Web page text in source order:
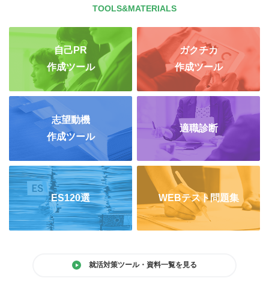
TOOLS&MATERIALS
自己PR
作成ツール
ガクチカ
作成ツール
志望動機
作成ツール
適職診断
ES120選 WEBテスト問題集
就活対策ツール・資料一覧を見る